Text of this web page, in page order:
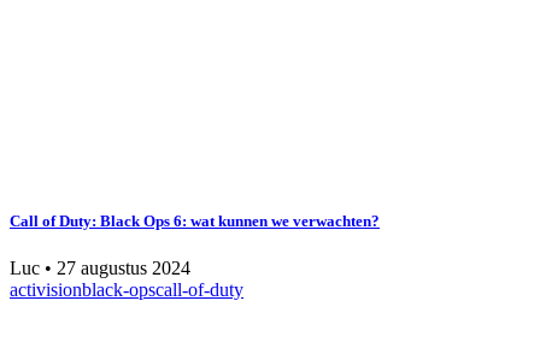
Call of Duty: Black Ops 6: wat kunnen we verwachten?
Luc • 27 augustus 2024
activisionblack-opscall-of-duty